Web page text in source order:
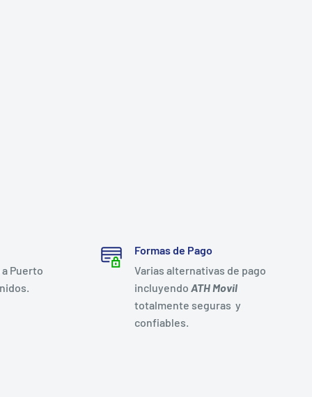
Puerto
Formas de Pago
Varias alternativas de pago
incluyendo ATH Movil
totalmente seguras y
confiables.